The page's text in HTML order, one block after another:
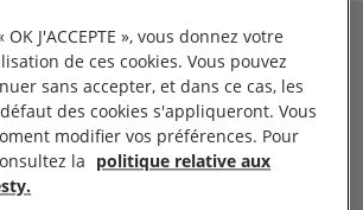
PÉDAGOGIQUE
propose plusieurs modules
d’activités clés en main pour
de mort sous l’angle de la
J'ACCEPTE », vous donnez votre
de ces cookies. Vous pouvez
sans accepter, et dans ce cas, les
des cookies s'appliqueront. Vous
modifier vos préférences. Pour
la politique relative aux